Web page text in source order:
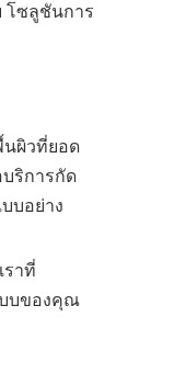
โซลูชันการ
นผิวที่ยอด
ริการกัด
บอย่าง
ราที่
บบของคุณ